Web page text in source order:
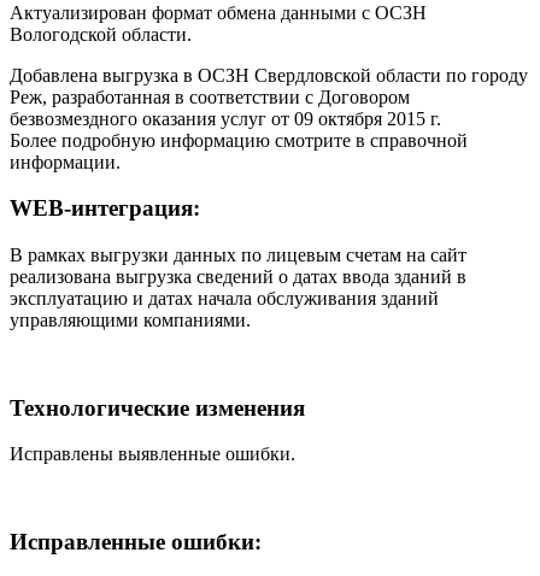
Актуализирован формат обмена данными с ОСЗН
Вологодской области.
Добавлена выгрузка в ОСЗН Свердловской области по городу
Реж, разработанная в соответствии с Договором
безвозмездного оказания услуг от 09 октября 2015 г.
Более подробную информацию смотрите в справочной
информации.
WEB-интеграция:
В рамках выгрузки данных по лицевым счетам на сайт
реализована выгрузка сведений о датах ввода зданий в
эксплуатацию и датах начала обслуживания зданий
управляющими компаниями.
Технологические изменения
Исправлены выявленные ошибки.
Исправленные ошибки: